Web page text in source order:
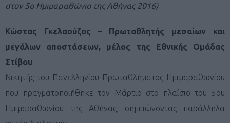
στον 5ο Ημιμαραθώνιο της Αθήνας 2016)
Κώστας Γκελαούζος – Πρωταθλητής μεσαίων και
μεγάλων αποστάσεων, μέλος της Εθνικής Ομάδας
Στίβου
Νικητής του Πανελληνίου Πρωταθλήματος Ημιμαραθωνίου
που πραγματοποιήθηκε τον Μάρτιο στο πλαίσιο του 5ου
Ημιμαραθωνίου της Αθήνας, σημειώνοντας παράλληλα